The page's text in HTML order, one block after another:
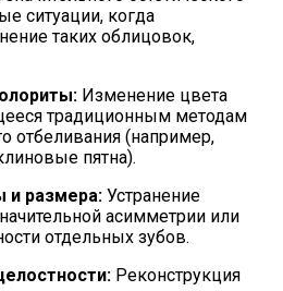
ситуации, когда
таких облицовок,
Изменение цвета
традиционным методам
отбеливания (например,
пятна).
и размера: Устранение
асимметрии или
отдельных зубов.
Реконструкция